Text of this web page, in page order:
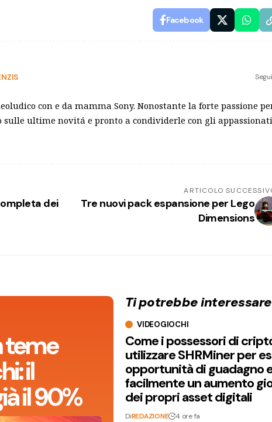
Facebook
Segui
con e da mamma Sony. Nonostante la forte passione
ultime novitá e pronto a condividerle con gli appassionati
dei
ARTICOLO
Tre nuovi pack espansione per Lego
Dimensions
teme
il
il 90%
Ti potrebbe
VIDEOGIOCHI
Come i possessori di
utilizzare SHRMiner per
opportunità di guadagno
facilmente un aumento
dei propri asset digitali
DiREDAZIONE 4 ore fa